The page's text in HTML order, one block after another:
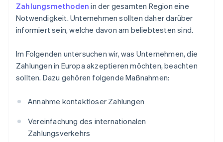
Zahlungsmethoden in der gesamten Region eine
Notwendigkeit. Unternehmen sollten daher darüber
informiert sein, welche davon am beliebtesten sind.
Im Folgenden untersuchen wir, was Unternehmen, die
Zahlungen in Europa akzeptieren möchten, beachten
sollten. Dazu gehören folgende Maßnahmen:
Annahme kontaktloser Zahlungen
Vereinfachung des internationalen
Zahlungsverkehrs